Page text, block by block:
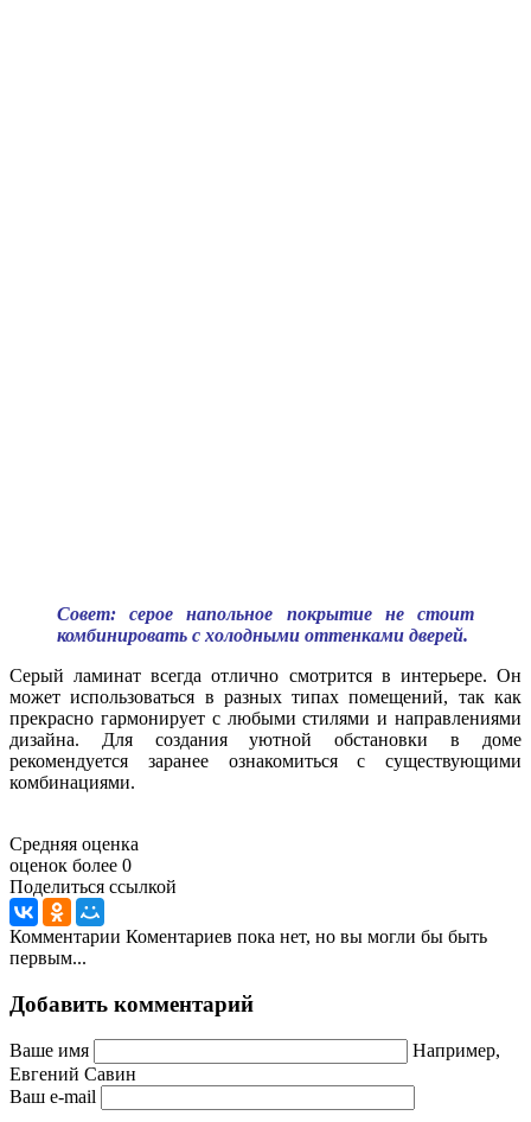
Совет: серое напольное покрытие не стоит
комбинировать с холодными оттенками дверей.
Серый ламинат всегда отлично смотрится в интерьере. Он
может использоваться в разных типах помещений, так как
прекрасно гармонирует с любыми стилями и направлениями
дизайна. Для создания уютной обстановки в доме
рекомендуется заранее ознакомиться с существующими
комбинациями.
Средняя оценка
оценок более 0
Поделиться ссылкой
Комментарии Коментариев пока нет, но вы могли бы быть
первым...
Добавить комментарий
Ваше имя
Например,
Евгений Савин
Ваш e-mail